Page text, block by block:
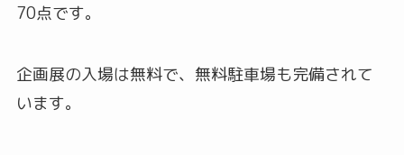
70点です。
企画展の入場は無料で、無料駐車場も完備されて
います。